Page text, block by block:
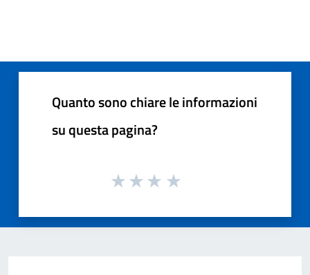
Quanto sono chiare le informazioni
su questa pagina?